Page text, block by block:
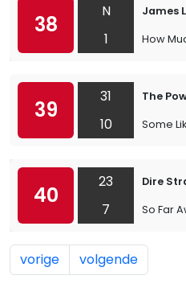
38
N
1
James
How
39
31
10
The
Some
40
23
7
Dire
So Far
vorige volgende